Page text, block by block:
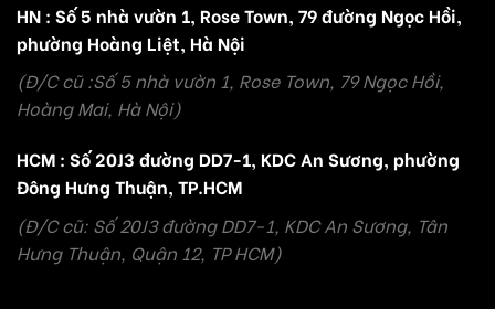
HN : Số 5 nhà vườn 1, Rose Town, 79 đường Ngọc Hồi,
phường Hoàng Liệt, Hà Nội
(Đ/C cũ :Số 5 nhà vườn 1, Rose Town, 79 Ngọc Hồi,
Hoàng Mai, Hà Nội)
HCM : Số 20J3 đường DD7-1, KDC An Sương, phường
Đông Hưng Thuận, TP.HCM
(Đ/C cũ: Số 20J3 đường DD7-1, KDC An Sương, Tân
Hưng Thuận, Quận 12, TP HCM)